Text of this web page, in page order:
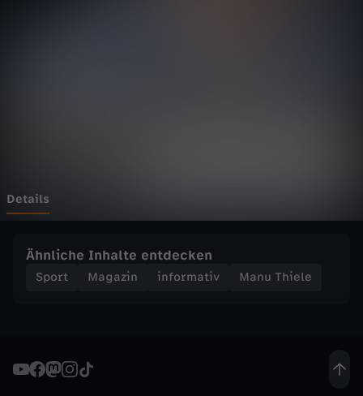
D
r
a
Details
Ähnliche Inhalte entdecken
Sport Magazin informativ Manu Thiele